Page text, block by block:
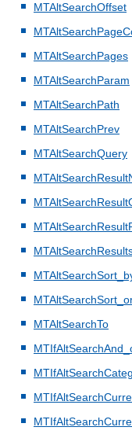
MTAltSearchOffset
MTAltSearchPages
MTAltSearchParam
MTAltSearchPath
MTAltSearchPrev
MTAltSearchQuery
MTAltSearchTo